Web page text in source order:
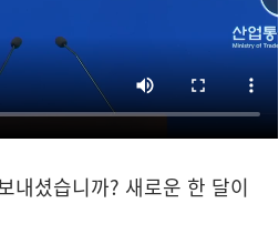
내셨습니까? 새로운 한 달이